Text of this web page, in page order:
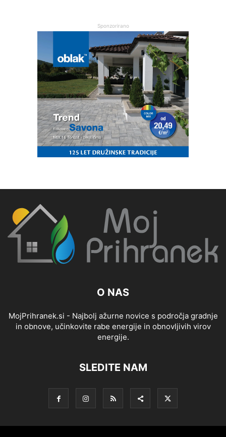
Sponzorirano
O NAS
MojPrihranek.si - Najbolj ažurne novice s področja gradnje
in obnove, učinkovite rabe energije in obnovljivih virov
energije.
SLEDITE NAM